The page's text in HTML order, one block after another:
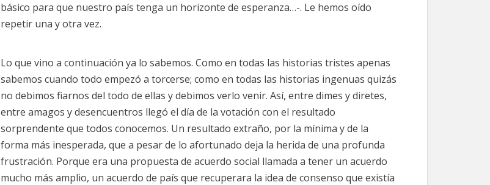
básico para que nuestro país tenga un horizonte de esperanza…-. Le hemos oído
repetir una y otra vez.
Lo que vino a continuación ya lo sabemos. Como en todas las historias tristes apenas
sabemos cuando todo empezó a torcerse; como en todas las historias ingenuas quizás
no debimos fiarnos del todo de ellas y debimos verlo venir. Así, entre dimes y diretes,
entre amagos y desencuentros llegó el día de la votación con el resultado
sorprendente que todos conocemos. Un resultado extraño, por la mínima y de la
forma más inesperada, que a pesar de lo afortunado deja la herida de una profunda
frustración. Porque era una propuesta de acuerdo social llamada a tener un acuerdo
mucho más amplio, un acuerdo de país que recuperara la idea de consenso que existía